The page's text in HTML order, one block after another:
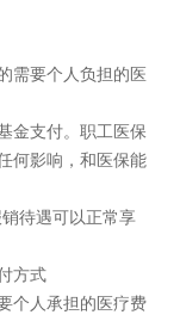
需要个人负担的医
金支付。职工医保
何影响，和医保能
待遇可以正常享
方式
个人承担的医疗费